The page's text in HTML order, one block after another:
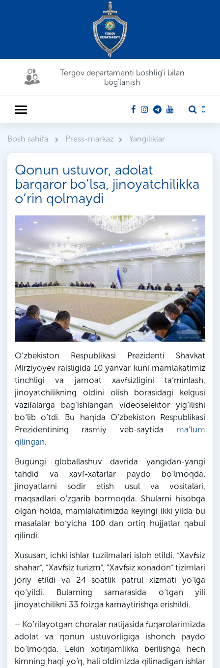
Tergov departamenti boshlig'i bilan
bog'lanish
Bosh sahifa Press-markaz Yangiliklar
Qonun ustuvor, adolat
barqaror bo‘lsa, jinoyatchilikka
o‘rin qolmaydi
O‘zbekiston Respublikasi Prezidenti Shavkat
Mirziyoyev raisligida 10 yanvar kuni mamlakatimiz
tinchligi va jamoat xavfsizligini ta’minlash,
jinoyatchilikning oldini olish borasidagi kelgusi
vazifalarga bag‘ishlangan videoselektor yig‘ilishi
bo‘lib o‘tdi. Bu haqida O’zbekiston Respublikasi
Prezidentining rasmiy veb-saytida ma’lum
qilingan.
Bugungi globallashuv davrida yangidan-yangi
tahdid va xavf-xatarlar paydo bo‘lmoqda,
jinoyatlarni sodir etish usul va vositalari,
maqsadlari o‘zgarib bormoqda. Shularni hisobga
olgan holda, mamlakatimizda keyingi ikki yilda bu
masalalar bo‘yicha 100 dan ortiq hujjatlar qabul
qilindi.
Xususan, ichki ishlar tuzilmalari isloh etildi. “Xavfsiz
shahar”, “Xavfsiz turizm”, “Xavfsiz xonadon” tizimlari
joriy etildi va 24 soatlik patrul xizmati yo‘lga
qo‘yildi. Bularning samarasida o‘tgan yili
jinoyatchilikni 33 foizga kamaytirishga erishildi.
– Ko‘rilayotgan choralar natijasida fuqarolarimizda
adolat va qonun ustuvorligiga ishonch paydo
bo‘lmoqda. Lekin xotirjamlikka berilishga hech
kimning haqi yo‘q, hali oldimizda qilinadigan ishlar